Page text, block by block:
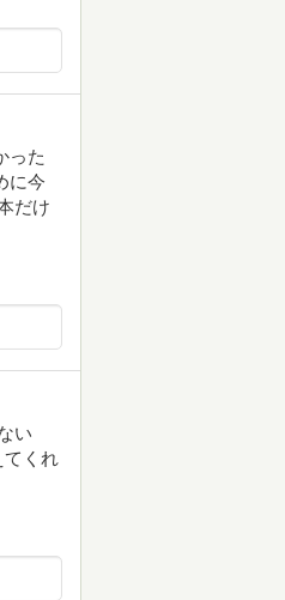
った
に今
だけ
い
てくれ